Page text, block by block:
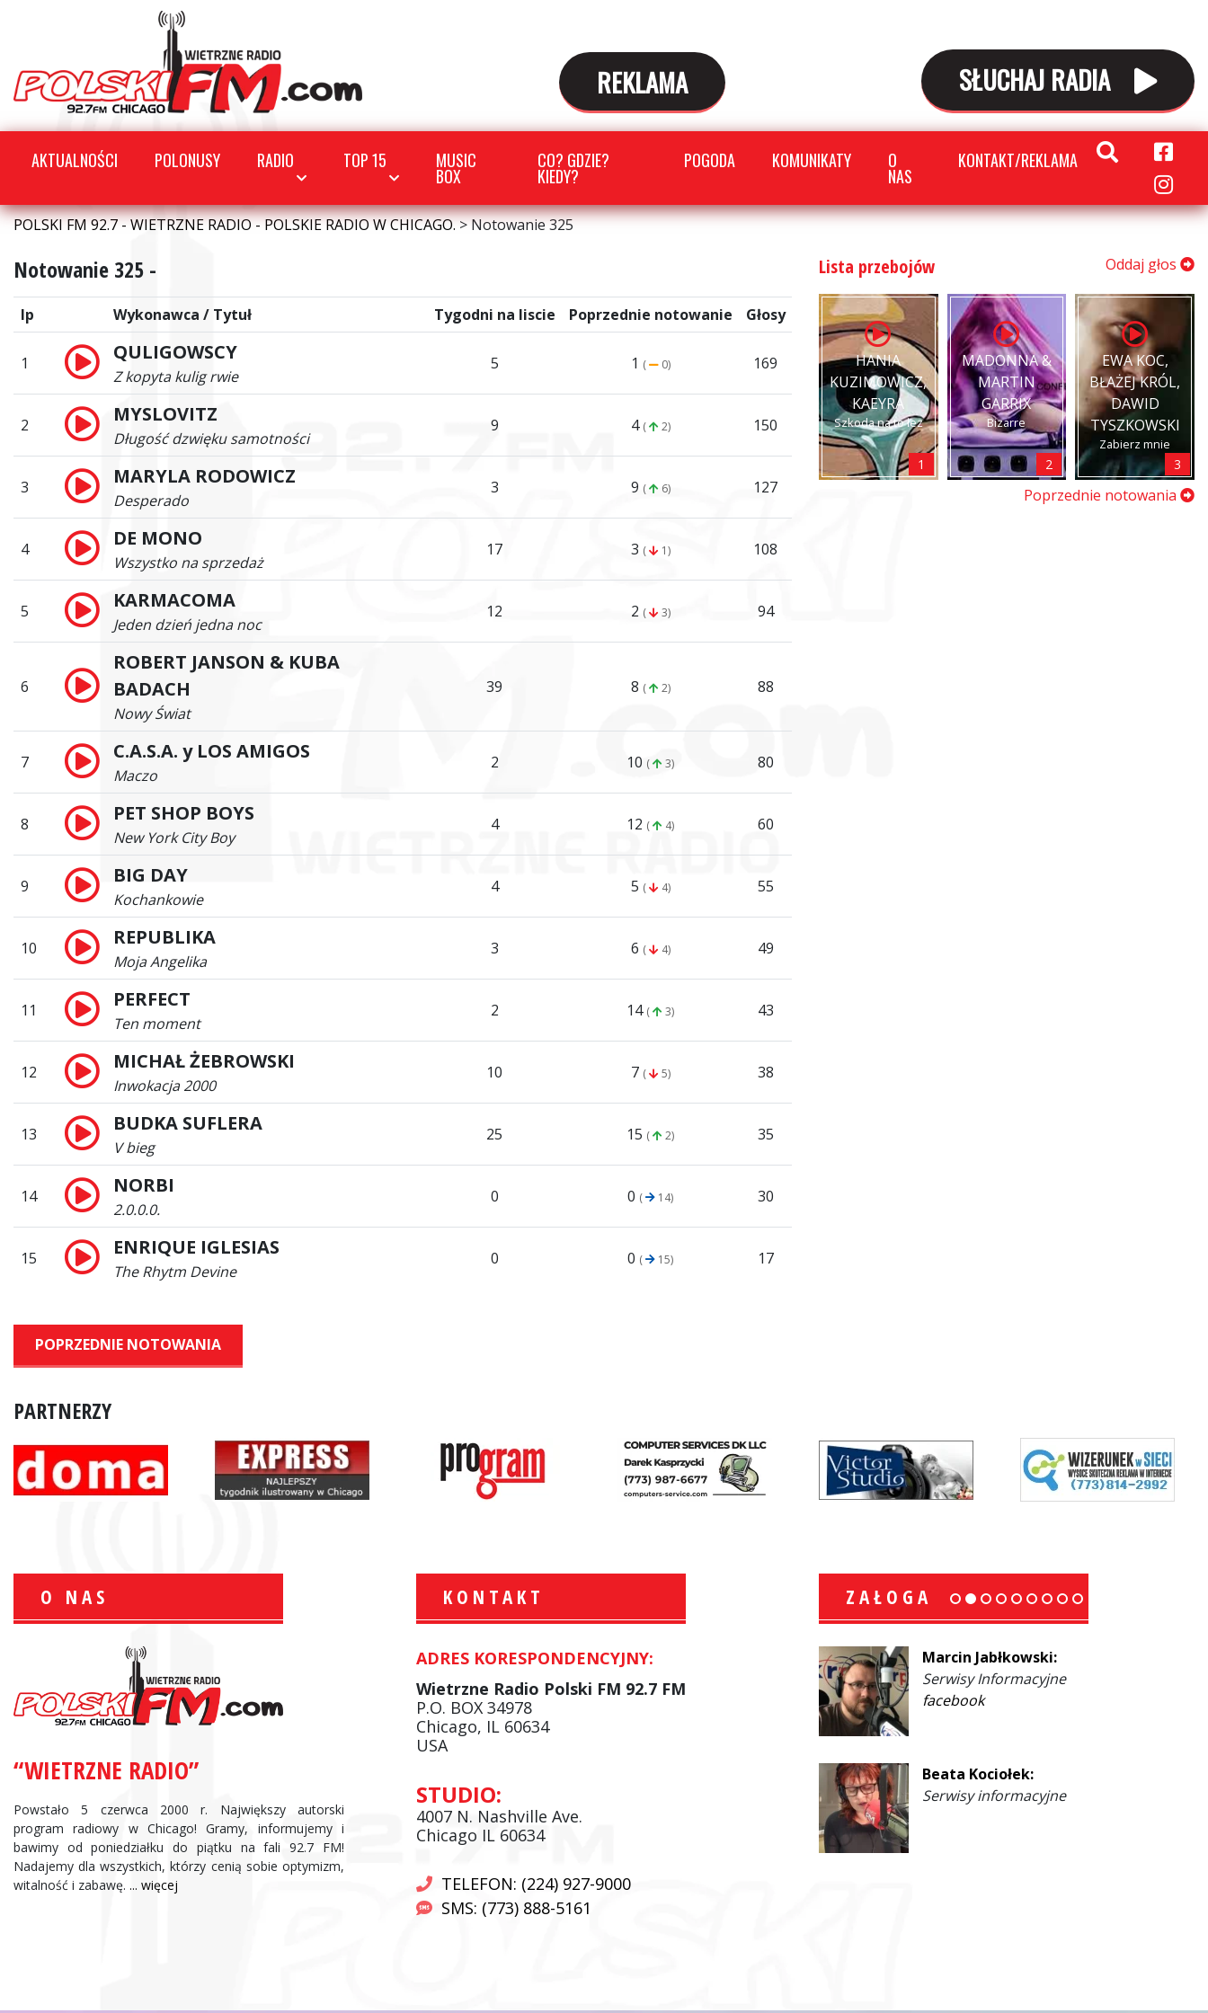
REKLAMA SŁUCHAJ RADIA
AKTUALNOŚCI POLONUSY RADIO TOP 15 MUSIC
BOX
CO? GDZIE?
KIEDY?
POGODA KOMUNIKATY O
NAS
KONTAKT/REKLAMA
POLSKI FM 92.7 - WIETRZNE RADIO - POLSKIE RADIO W CHICAGO.>Notowanie 325
Notowanie 325 -
lp Wykonawca / Tytuł Tygodni na liscie Poprzednie notowanie Głosy
1 QULIGOWSCY
Z kopyta kulig rwie
5 1 ( 0) 169
2 MYSLOVITZ
Długość dzwięku samotności
9 4 ( 2) 150
3 MARYLA RODOWICZ
Desperado
3 9 ( 6) 127
4 DE MONO
Wszystko na sprzedaż
17 3 ( 1) 108
5 KARMACOMA
Jeden dzień jedna noc
12 2 ( 3) 94
6
ROBERT JANSON & KUBA
BADACH
Nowy Świat
39 8 ( 2) 88
7 C.A.S.A. y LOS AMIGOS
Maczo
2 10 ( 3) 80
8 PET SHOP BOYS
New York City Boy
4 12 ( 4) 60
9 BIG DAY
Kochankowie
4 5 ( 4) 55
10 REPUBLIKA
Moja Angelika
3 6 ( 4) 49
11 PERFECT
Ten moment
2 14 ( 3) 43
12 MICHAŁ ŻEBROWSKI
Inwokacja 2000
10 7 ( 5) 38
13 BUDKA SUFLERA
V bieg
25 15 ( 2) 35
14 NORBI
2.0.0.0.
0 0 ( 14) 30
15 ENRIQUE IGLESIAS
The Rhytm Devine
0 0 ( 15) 17
POPRZEDNIE NOTOWANIA
Lista przebojów Oddaj głos
HANIA
KUZIMOWICZ,
KAEYRA
Szkoda na to łez
1
MADONNA &
MARTIN
GARRIX
Bizarre
2
EWA KOC,
BŁAŻEJ KRÓL,
DAWID
TYSZKOWSKI
Zabierz mnie
3
Poprzednie notowania
PARTNERZY
O NAS
“WIETRZNE RADIO”
Powstało 5 czerwca 2000 r. Największy autorski
program radiowy w Chicago! Gramy, informujemy i
bawimy od poniedziałku do piątku na fali 92.7 FM!
Nadajemy dla wszystkich, którzy cenią sobie optymizm,
witalność i zabawę. ... więcej
KONTAKT
ADRES KORESPONDENCYJNY:
Wietrzne Radio Polski FM 92.7 FM
P.O. BOX 34978
Chicago, IL 60634
USA
STUDIO:
4007 N. Nashville Ave.
Chicago IL 60634
TELEFON: (224) 927-9000
SMS: (773) 888-5161
ZAŁOGA
Informacje Giełdowe
Krzysztof Wawer:
Komentator
facebook
Marcin Jabłkowski:
Serwisy Informacyjne
facebook
Beata Kociołek:
Serwisy informacyjne